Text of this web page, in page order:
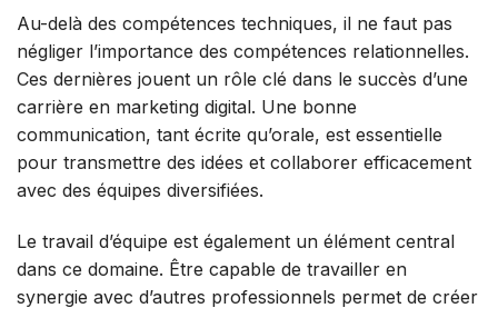
Au-delà des compétences techniques, il ne faut pas
négliger l’importance des compétences relationnelles.
Ces dernières jouent un rôle clé dans le succès d’une
carrière en marketing digital. Une bonne
communication, tant écrite qu’orale, est essentielle
pour transmettre des idées et collaborer efficacement
avec des équipes diversifiées.
Le travail d’équipe est également un élément central
dans ce domaine. Être capable de travailler en
synergie avec d’autres professionnels permet de créer